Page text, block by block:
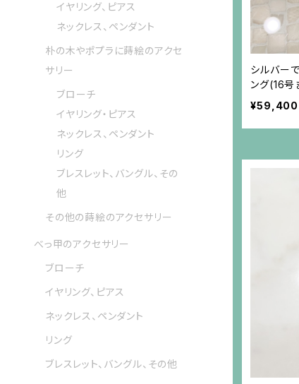
シルバー
ング(16号
¥59,400
イヤリング、ピアス
ネックレス、ペンダント
朴の木やポプラに蒔絵のアクセ
サリー
ブローチ
イヤリング・ピアス
ネックレス、ペンダント
リング
ブレスレット、バングル、その
他
その他の蒔絵のアクセサリー
べっ甲のアクセサリー
ブローチ
イヤリング、ピアス
ネックレス、ペンダント
リング
ブレスレット、バングル、その他